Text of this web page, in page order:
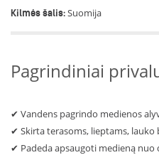
Kilmės šalis:Suomija
Pagrindiniai
✔ Vandens pagrindo medienos
✔ Skirta terasoms, lieptams,
✔ Padeda apsaugoti medieną